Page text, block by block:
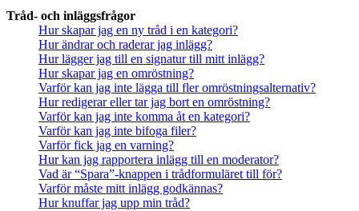
Tråd- och inläggsfrågor
Hur skapar jag en ny tråd i en kategori?
Hur ändrar och raderar jag inlägg?
Hur lägger jag till en signatur till mitt inlägg?
Hur skapar jag en omröstning?
Varför kan jag inte lägga till fler omröstningsalternativ?
Hur redigerar eller tar jag bort en omröstning?
Varför kan jag inte komma åt en kategori?
Varför kan jag inte bifoga filer?
Varför fick jag en varning?
Hur kan jag rapportera inlägg till en moderator?
Vad är “Spara”-knappen i trådformuläret till för?
Varför måste mitt inlägg godkännas?
Hur knuffar jag upp min tråd?